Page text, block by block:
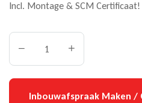
Incl. Montage & SCM Certificaat!
Inbouwafspraak Maken /